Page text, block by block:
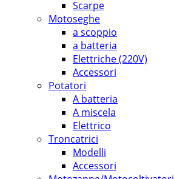
Scarpe
Motoseghe
a scoppio
a batteria
Elettriche (220V)
Accessori
Potatori
A batteria
A miscela
Elettrico
Troncatrici
Modelli
Accessori